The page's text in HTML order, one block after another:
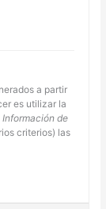
a partir
es utilizar la
Información de
criterios) las